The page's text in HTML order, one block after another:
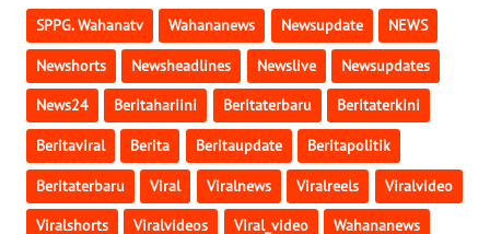
SPPG. Wahanatv Wahananews Newsupdate NEWS
Newshorts Newsheadlines Newslive Newsupdates
News24 Beritahariini Beritaterbaru Beritaterkini
Beritaviral Berita Beritaupdate Beritapolitik
Beritaterbaru Viral Viralnews Viralreels Viralvideo
Viralshorts Viralvideos Viral_video Wahananews
WN
JOGJA
WN
JATIM
WN
BALI